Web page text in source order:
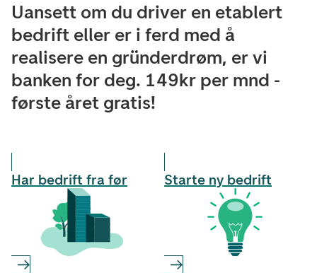
Uansett om du driver en etablert
bedrift eller er i ferd med å
realisere en gründerdrøm, er vi
banken for deg. 149kr per mnd -
første året gratis!
Har bedrift fra før Starte ny bedrift